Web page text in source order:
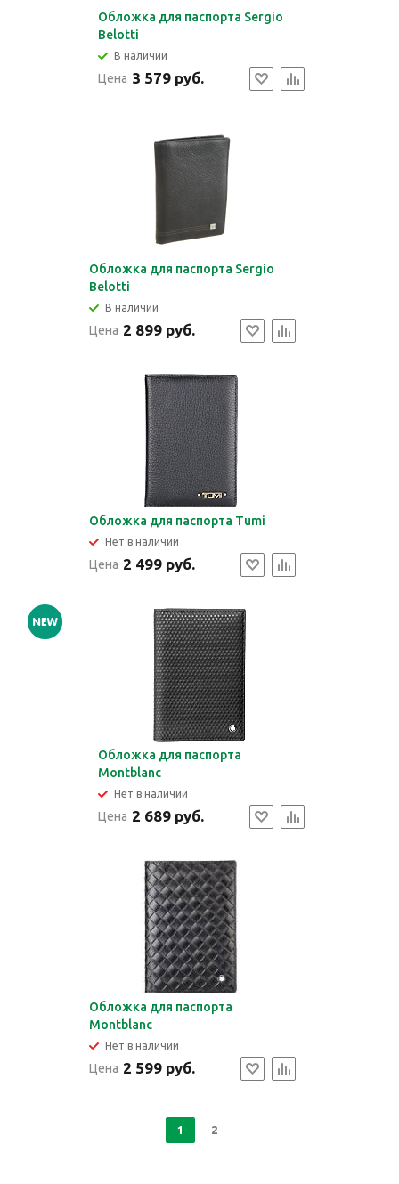
Обложка для паспорта Sergio
Belotti
В наличии
Цена 3 579 руб.
Обложка для паспорта Sergio
Belotti
В наличии
Цена 2 899 руб.
Обложка для паспорта Tumi
Нет в наличии
Цена 2 499 руб.
Обложка для паспорта
Montblanc
Нет в наличии
Цена 2 689 руб.
Обложка для паспорта
Montblanc
Нет в наличии
Цена 2 599 руб.
1 2